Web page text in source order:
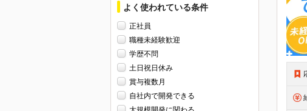
よく使われている条件
正社員
職種未経験歓迎
学歴不問
土日祝日休み
賞与複数月
自社内で開発できる